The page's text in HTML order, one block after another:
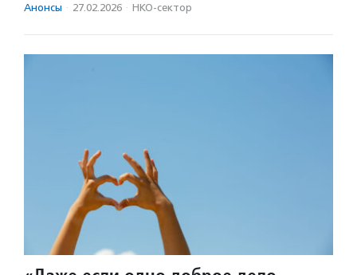
Анонсы · 27.02.2026 · НКО-сектор